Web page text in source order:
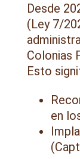
Desde
(Ley 7/
Colonias
Esto
en